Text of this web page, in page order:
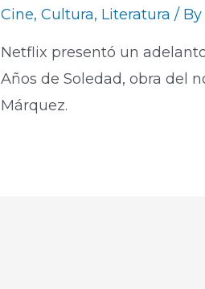
Cine,Cultura, Literatura / By
Netflix presentó un
Años de Soledad, obra del
Márquez.